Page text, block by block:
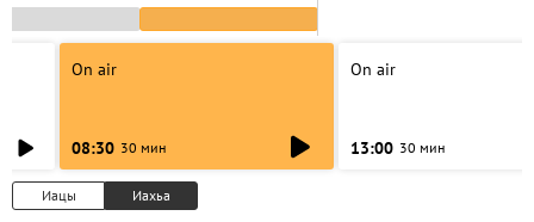
On air
08:30 30 мин
On air
13:00 30 мин
Иацы Иахьа